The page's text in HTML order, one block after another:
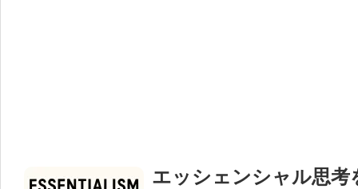
エッシェンシャル思考